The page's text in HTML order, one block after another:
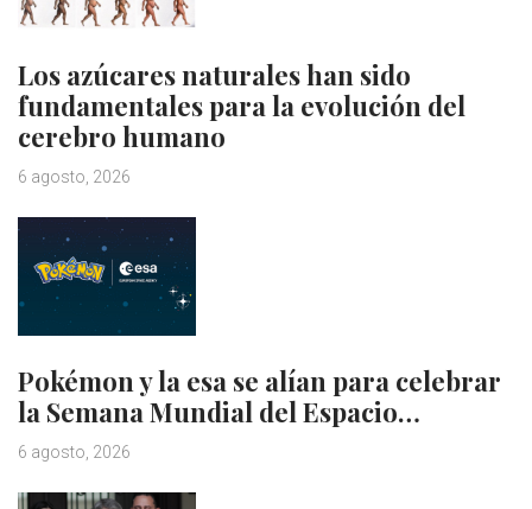
Los azúcares naturales han sido
fundamentales para la evolución del
cerebro humano
6 agosto, 2026
Pokémon y la esa se alían para celebrar
la Semana Mundial del Espacio…
6 agosto, 2026